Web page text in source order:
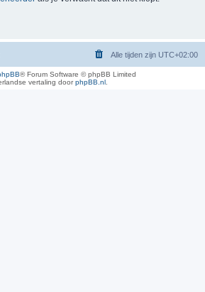
Alle tijden zijn UTC+02:00
® Forum Software © phpBB Limited
vertaling doorphpBB.nl